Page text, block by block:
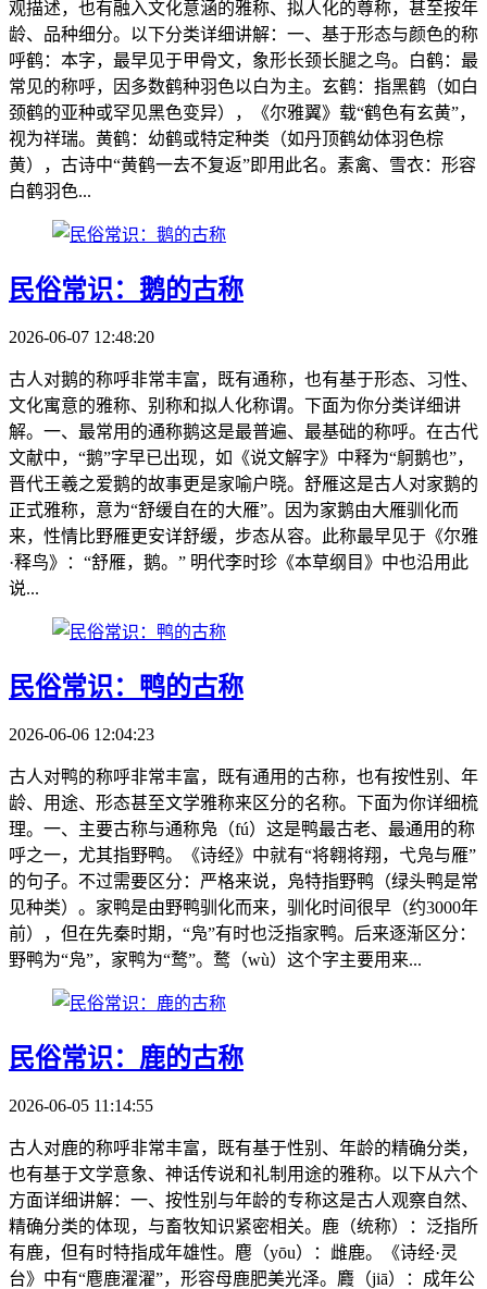
观描述，也有融入文化意涵的雅称、拟人化的尊称，甚至按年
龄、品种细分。以下分类详细讲解：一、基于形态与颜色的称
呼鹤：本字，最早见于甲骨文，象形长颈长腿之鸟。白鹤：最
常见的称呼，因多数鹤种羽色以白为主。玄鹤：指黑鹤（如白
颈鹤的亚种或罕见黑色变异），《尔雅翼》载“鹤色有玄黄”，
视为祥瑞。黄鹤：幼鹤或特定种类（如丹顶鹤幼体羽色棕
黄），古诗中“黄鹤一去不复返”即用此名。素禽、雪衣：形容
白鹤羽色...
民俗常识：鹅的古称
2026-06-07 12:48:20
古人对鹅的称呼非常丰富，既有通称，也有基于形态、习性、
文化寓意的雅称、别称和拟人化称谓。下面为你分类详细讲
解。一、最常用的通称鹅这是最普遍、最基础的称呼。在古代
文献中，“鹅”字早已出现，如《说文解字》中释为“鴚鹅也”，
晋代王羲之爱鹅的故事更是家喻户晓。舒雁这是古人对家鹅的
正式雅称，意为“舒缓自在的大雁”。因为家鹅由大雁驯化而
来，性情比野雁更安详舒缓，步态从容。此称最早见于《尔雅
·释鸟》：“舒雁，鹅。” 明代李时珍《本草纲目》中也沿用此
说...
民俗常识：鸭的古称
2026-06-06 12:04:23
古人对鸭的称呼非常丰富，既有通用的古称，也有按性别、年
龄、用途、形态甚至文学雅称来区分的名称。下面为你详细梳
理。一、主要古称与通称凫（fú）这是鸭最古老、最通用的称
呼之一，尤其指野鸭。《诗经》中就有“将翱将翔，弋凫与雁”
的句子。不过需要区分：严格来说，凫特指野鸭（绿头鸭是常
见种类）。家鸭是由野鸭驯化而来，驯化时间很早（约3000年
前），但在先秦时期，“凫”有时也泛指家鸭。后来逐渐区分：
野鸭为“凫”，家鸭为“鹜”。鹜（wù）这个字主要用来...
民俗常识：鹿的古称
2026-06-05 11:14:55
古人对鹿的称呼非常丰富，既有基于性别、年龄的精确分类，
也有基于文学意象、神话传说和礼制用途的雅称。以下从六个
方面详细讲解：一、按性别与年龄的专称这是古人观察自然、
精确分类的体现，与畜牧知识紧密相关。鹿（统称）：泛指所
有鹿，但有时特指成年雄性。麀（yōu）：雌鹿。《诗经·灵
台》中有“麀鹿濯濯”，形容母鹿肥美光泽。麚（jiā）：成年公